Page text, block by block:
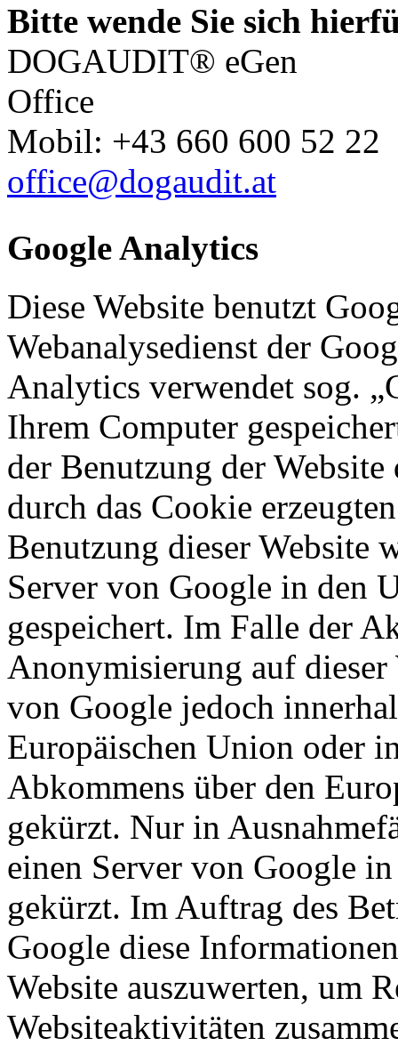
Bitte wende Sie sich
DOGAUDIT® eGen
Office
Mobil: +43 660 600 52 22
office@dogaudit.at
Google Analytics
Diese Website benutzt
Webanalysedienst der
Analytics verwendet sog.
Ihrem Computer
der Benutzung der
durch das Cookie
Benutzung dieser Website
Server von Google in den
gespeichert. Im Falle der
Anonymisierung auf
von Google jedoch
Europäischen Union oder
Abkommens über den
gekürzt. Nur in
einen Server von Google
gekürzt. Im Auftrag des
Google diese
Website auszuwerten, um
Websiteaktivitäten